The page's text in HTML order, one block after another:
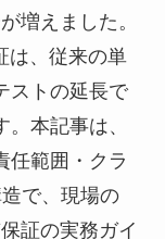
増えました。
は、従来の単
ストの延長で
本記事は、
任範囲・クラ
で、現場の
証の実務ガイ